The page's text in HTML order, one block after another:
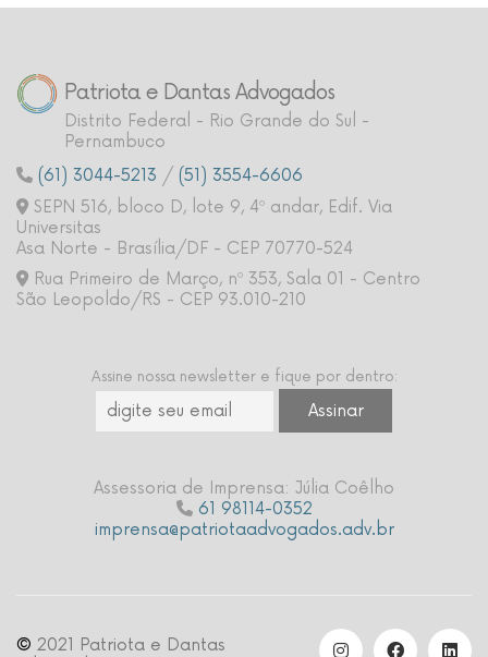
Patriota e Dantas Advogados
Distrito Federal - Rio Grande do Sul -
Pernambuco
(61) 3044-5213 / (51) 3554-6606
SEPN 516, bloco D, lote 9, 4º andar, Edif. Via
Universitas
Asa Norte - Brasília/DF - CEP 70770-524
Rua Primeiro de Março, nº 353, Sala 01 - Centro
São Leopoldo/RS - CEP 93.010-210
Assine nossa newsletter e fique por dentro:
Assessoria de Imprensa: Júlia Coêlho
61 98114-0352
imprensa@patriotaadvogados.adv.br
© 2021 Patriota e Dantas